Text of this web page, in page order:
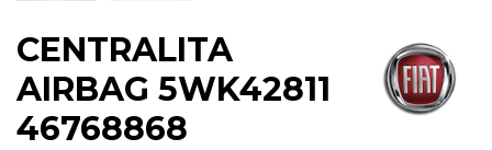
CENTRALITA
AIRBAG 5WK42811
46768868